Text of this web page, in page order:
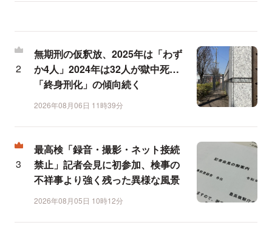
無期刑の仮釈放、2025年は「わず
か4人」2024年は32人が獄中死…
「終身刑化」の傾向続く
2026年08月06日 11時39分
最高検「録音・撮影・ネット接続
禁止」記者会見に初参加、検事の
不祥事より強く残った異様な風景
2026年08月05日 10時12分